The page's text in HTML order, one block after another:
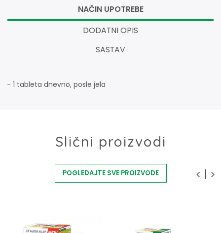
NAČIN UPOTREBE
DODATNI OPIS
SASTAV
- 1 tableta dnevno, posle jela
Slični proizvodi
POGLEDAJTE SVE PROIZVODE